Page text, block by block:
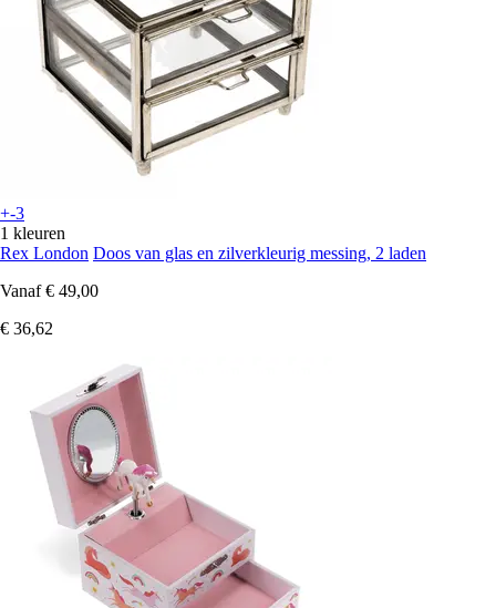
+-3
1 kleuren
Rex London Doos van glas en zilverkleurig messing, 2 laden
Vanaf € 49,00
€ 36,62